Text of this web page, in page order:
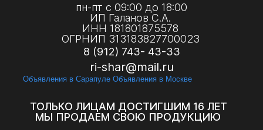
пн-пт с 09:00 до 18:00
ИП Галанов С.А.
ИНН 181801875578
ОГРНИП 313183827700023
8 (912) 743- 43-33
ri-shar@mail.ru
Объявления в Сарапуле Объявления в Москве
ТОЛЬКО ЛИЦАМ ДОСТИГШИМ 16 ЛЕТ
МЫ ПРОДАЕМ СВОЮ ПРОДУКЦИЮ